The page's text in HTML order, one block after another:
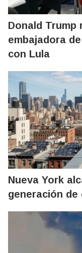
Donald Trump
embajadora
con Lula
Nueva York
generación de